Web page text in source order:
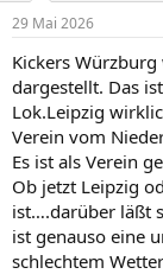
e
:
29 Mai 2026
Kickers
dargestellt. Das
Lok.Leipzig
Verein vom
Es ist als Verein
Ob jetzt Leipzig
ist….darüber läßt
ist genauso eine
schlechtem